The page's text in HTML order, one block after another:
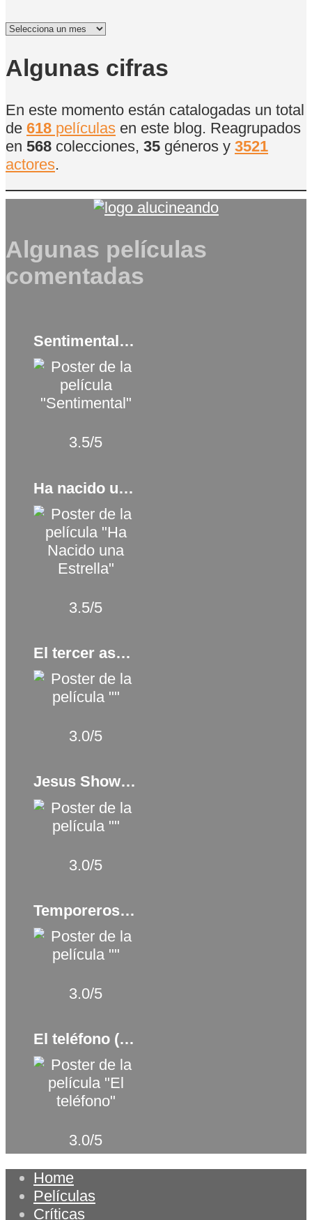
Archivo
Películas
Algunas cifras
En este momento están catalogadas un total
de 618 películas en este blog. Reagrupados
en 568 colecciones, 35 géneros y 3521
actores.
Algunas películas
comentadas
Sentimental (2020)
3.5/5
Ha nacido una estrella (2018)
3.5/5
El tercer asesinato (2017)
3.0/5
Jesus Shows You the Way to the Highway (2019)
3.0/5
Temporeros (2023)
3.0/5
El teléfono (2020)
3.0/5
Home
Películas
Críticas